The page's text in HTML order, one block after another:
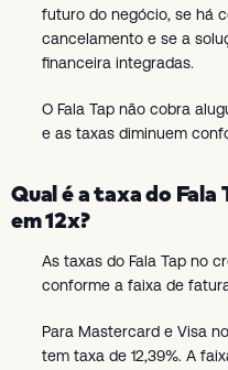
futuro do negócio, se há
cancelamento e se a
financeira integradas.
O Fala Tap não cobra
e as taxas diminuem
Qual é a taxa do
em 12x?
As taxas do Fala Tap no
conforme a faixa de
Para Mastercard e Visa
tem taxa de 12,39%. A